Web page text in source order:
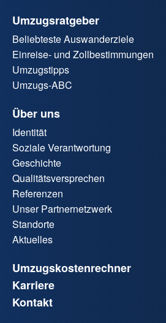
Umzugsratgeber
Beliebteste Auswanderziele
Einreise- und Zollbestimmungen
Umzugstipps
Umzugs-ABC
Über uns
Identität
Soziale Verantwortung
Geschichte
Qualitätsversprechen
Referenzen
Unser Partnernetzwerk
Standorte
Aktuelles
Umzugskostenrechner
Karriere
Kontakt